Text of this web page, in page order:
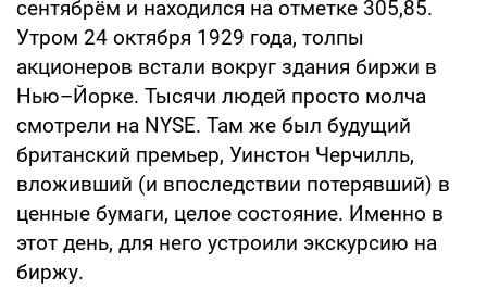
сентябрём и находился на отметке 305,85.
Утром 24 октября 1929 года, толпы
акционеров встали вокруг здания биржи в
Нью–Йорке. Тысячи людей просто молча
смотрели на NYSE. Там же был будущий
британский премьер, Уинстон Черчилль,
вложивший (и впоследствии потерявший) в
ценные бумаги, целое состояние. Именно в
этот день, для него устроили экскурсию на
биржу.